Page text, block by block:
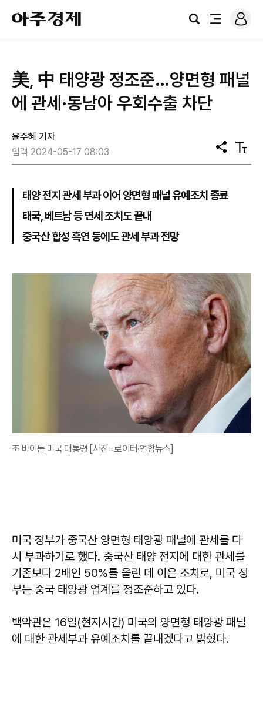
아
주
경
검
전
로
그
美, 中 태양광 정조준…양면형 패널
에 관세·동남아 우회수출 차단
윤주혜 기자
입력 2024-05-17 08:03
공
유
텍
스
태양 전지 관세 부과 이어 양면형 패널 유예조치 종료
태국, 베트남 등 면세 조치도 끝내
중국산 합성 흑연 등에도 관세 부과 전망
조 바이든 미국 대통령 [사진=로이터·연합뉴스]
미국 정부가 중국산 양면형 태양광 패널에 관세를 다
시 부과하기로 했다. 중국산 태양 전지에 대한 관세를
기존보다 2배인 50%를 올린 데 이은 조치로, 미국 정
부는 중국 태양광 업계를 정조준하고 있다.
백악관은 16일(현지시간) 미국의 양면형 태양광 패널
에 대한 관세부과 유예조치를 끝내겠다고 밝혔다.